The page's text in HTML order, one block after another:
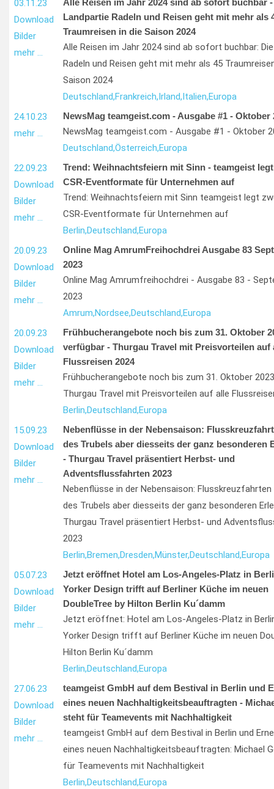
03.11.23
Download
Bilder
mehr …
Alle Reisen im Jahr 2024 sind ab sofort buchbar -
Landpartie Radeln und Reisen geht mit mehr als
Traumreisen in die Saison 2024
Alle Reisen im Jahr 2024 sind ab sofort buchbar:
Radeln und Reisen geht mit mehr als 45
Saison 2024
Deutschland,Frankreich,Irland,Italien,Europa
24.10.23
mehr …
NewsMag teamgeist.com - Ausgabe #1 - Oktober
NewsMag teamgeist.com - Ausgabe #1 - Oktober
Deutschland,Österreich,Europa
22.09.23
Download
Bilder
mehr …
Trend: Weihnachtsfeiern mit Sinn - teamgeist
CSR-Eventformate für Unternehmen auf
Trend: Weihnachtsfeiern mit Sinn teamgeist legt
CSR-Eventformate für Unternehmen auf
Berlin,Deutschland,Europa
20.09.23
Download
Bilder
mehr …
Online Mag AmrumFreihochdrei Ausgabe 83
2023
Online Mag Amrumfreihochdrei - Ausgabe 83 -
2023
Amrum,Nordsee,Deutschland,Europa
20.09.23
Download
Bilder
mehr …
Frühbucherangebote noch bis zum 31. Oktober
verfügbar - Thurgau Travel mit Preisvorteilen auf
Flussreisen 2024
Frühbucherangebote noch bis zum 31. Oktober
Thurgau Travel mit Preisvorteilen auf alle
Berlin,Deutschland,Europa
15.09.23
Download
Bilder
mehr …
Nebenflüsse in der Nebensaison:
des Trubels aber diesseits der ganz besonderen
- Thurgau Travel präsentiert Herbst- und
Adventsflussfahrten 2023
Nebenflüsse in der Nebensaison:
des Trubels aber diesseits der ganz besonderen
Thurgau Travel präsentiert Herbst- und
2023
Berlin,Bremen,Dresden,Münster,Deutschland,Europa
05.07.23
Download
Bilder
mehr …
Jetzt eröffnet Hotel am Los-Angeles-Platz in
Yorker Design trifft auf Berliner Küche im neuen
DoubleTree by Hilton Berlin Ku´damm
Jetzt eröffnet: Hotel am Los-Angeles-Platz in
Yorker Design trifft auf Berliner Küche im neuen
Hilton Berlin Ku´damm
Berlin,Deutschland,Europa
27.06.23
Download
Bilder
mehr …
teamgeist GmbH auf dem Bestival in Berlin und
eines neuen Nachhaltigkeitsbeauftragten -
steht für Teamevents mit Nachhaltigkeit
teamgeist GmbH auf dem Bestival in Berlin und
eines neuen Nachhaltigkeitsbeauftragten: Michael
für Teamevents mit Nachhaltigkeit
Berlin,Deutschland,Europa